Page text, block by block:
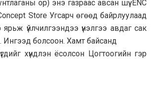
ор) энэ газраас авсан шүү. ENC
Store Угсарч өгөөд байрлуулаад
ярьж үйлчилгээндээ үнэлгээ авдаг сак
Ингээд болсоон. Хамт байсанд
хүндлэн ёсолсон Цогтоогийн гэр